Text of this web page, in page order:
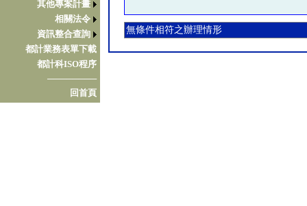
其他專案計畫
相關法令
資訊整合查詢
都計業務表單下載
都計科ISO程序
────────
回首頁
無條件相符之辦理情形